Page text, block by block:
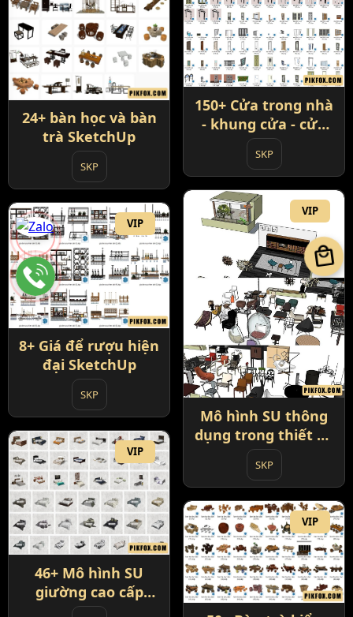
150+ Cửa trong nhà
- khung cửa - cửa
phòng và đồ nội
thất
SKP
24+ bàn học và bàn
trà SketchUp
SKP
VIP
Mô hình SU thông
dụng trong thiết kế
nội thất
SKP
VIP
8+ Giá để rượu hiện
đại SketchUp
SKP
VIP
46+ Mô hình SU
giường cao cấp
SketchUp
VIP
local_mall